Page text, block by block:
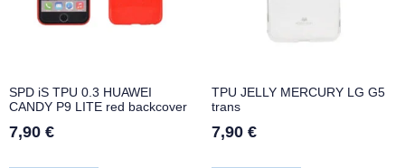
SPD iS TPU 0.3 HUAWEI
CANDY P9 LITE red backcover
7,90 €
TPU JELLY MERCURY LG G5
trans
7,90 €